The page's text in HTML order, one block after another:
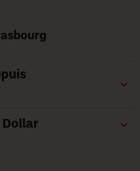
Dollar